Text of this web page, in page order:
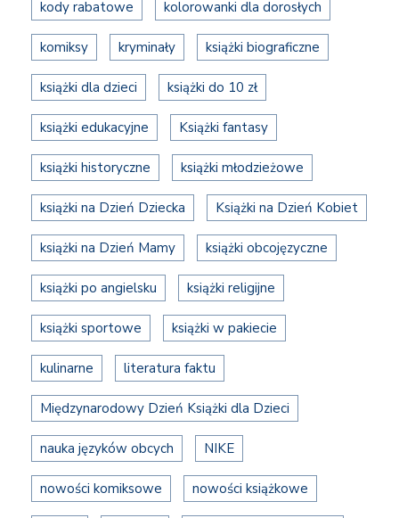
kody rabatowe kolorowanki dla dorosłych
komiksy kryminały książki biograficzne
książki dla dzieci książki do 10 zł
książki edukacyjne Książki fantasy
książki historyczne książki młodzieżowe
książki na Dzień Dziecka Książki na Dzień Kobiet
książki na Dzień Mamy książki obcojęzyczne
książki po angielsku książki religijne
książki sportowe książki w pakiecie
kulinarne literatura faktu
Międzynarodowy Dzień Książki dla Dzieci
nauka języków obcych NIKE
nowości komiksowe nowości książkowe